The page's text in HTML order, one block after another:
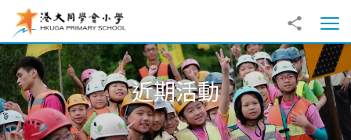
跳至主內容
分享到
打
近期活動